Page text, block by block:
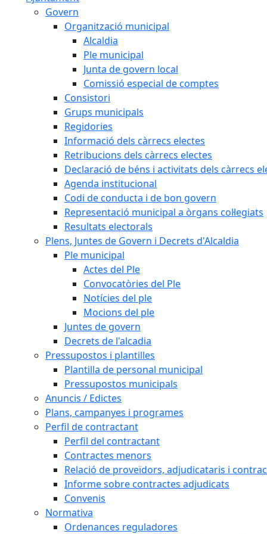
Govern
Organització municipal
Alcaldia
Ple municipal
Junta de govern local
Comissió especial de comptes
Consistori
Grups municipals
Regidories
Informació dels càrrecs electes
Retribucions dels càrrecs electes
Declaració de béns i activitats dels càrrecs
Agenda institucional
Codi de conducta i de bon govern
Representació municipal a òrgans col·legiats
Resultats electorals
Plens, Juntes de Govern i Decrets d'Alcaldia
Ple municipal
Actes del Ple
Convocatòries del Ple
Notícies del ple
Mocions del ple
Juntes de govern
Decrets de l'alcadia
Pressupostos i plantilles
Plantilla de personal municipal
Pressupostos municipals
Anuncis / Edictes
Plans, campanyes i programes
Perfil de contractant
Perfil del contractant
Contractes menors
Relació de proveïdors, adjudicataris i
Informe sobre contractes adjudicats
Convenis
Normativa
Ordenances reguladores